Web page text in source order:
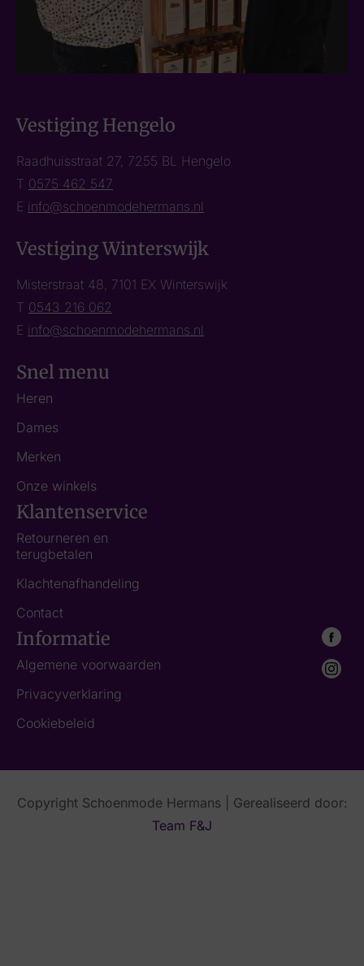
Vestiging Hengelo
Raadhuisstraat 27, 7255 BL Hengelo
T 0575 462 547
E info@schoenmodehermans.nl
Vestiging Winterswijk
Misterstraat 48, 7101 EX Winterswijk
T 0543 216 062
E info@schoenmodehermans.nl
Snel menu
Heren
Dames
Merken
Onze winkels
Klantenservice
Retourneren en
terugbetalen
Klachtenafhandeling
Contact
Informatie
Algemene voorwaarden
Privacyverklaring
Cookiebeleid
Copyright Schoenmode Hermans | Gerealiseerd door:
Team F&J